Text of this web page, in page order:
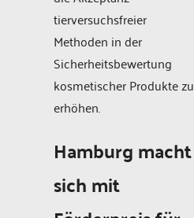
tierversuchsfreier
Methoden in der
Sicherheitsbewertung
kosmetischer Produkte zu
erhöhen.
Hamburg macht
sich mit